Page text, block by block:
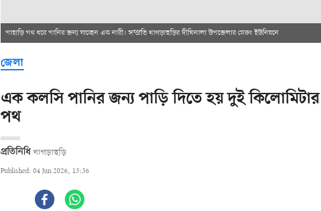
পাহাড়ি পথ ধরে পানির জন্য যাচ্ছেন এক নারী। সম্প্রতি খাগড়াছড়ির দীঘিনালা উপজেলার মেরুং ইউনিয়নে
জেলা
এক কলসি পানির জন্য পাড়ি দিতে হয় দুই কিলোমিটার
পথ
প্রতিনিধি খাগড়াছড়ি
Published: 04 Jun 2026, 13:36